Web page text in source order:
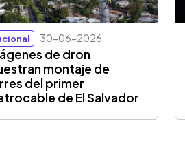
30-06-2026
de dron
montaje de
del primer
de El Salvador